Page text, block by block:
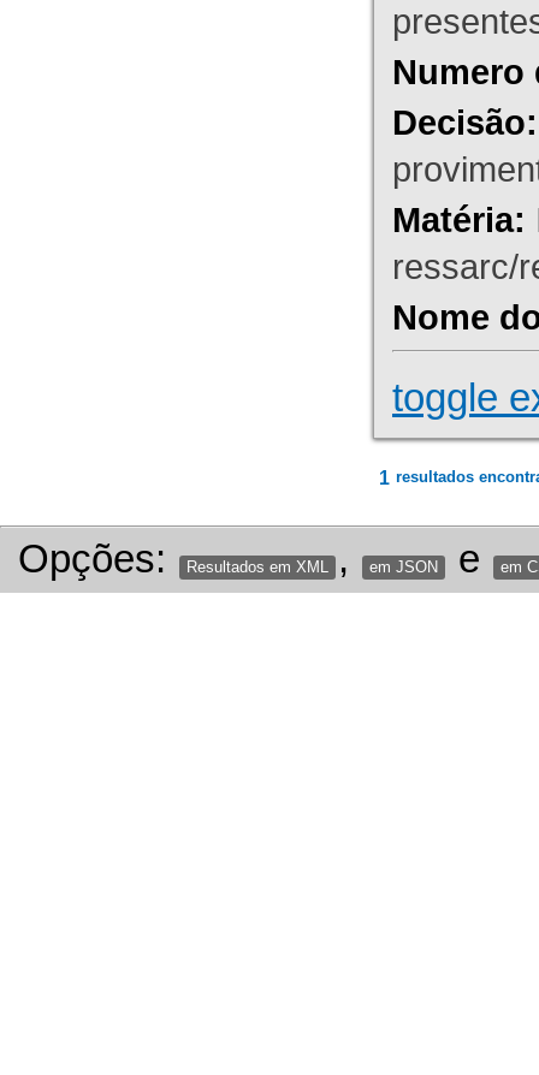
Numero
Decisão:
Matéria:
ressarc/
Nome
toggle
1 resultados
Opções: Resultados em XML , em JSON e em